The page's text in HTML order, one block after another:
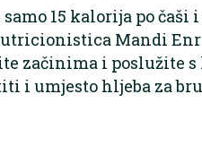
15 kalorija po
Mandi
začinima i poslužite
i umjesto hljeba za